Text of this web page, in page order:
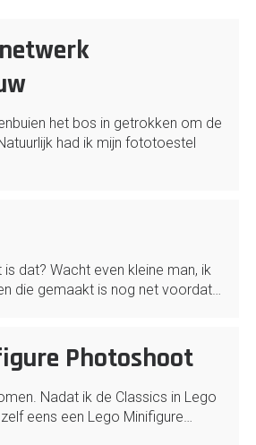
het bos in getrokken om de
had ik mijn fototoestel
is dat? Wacht even kleine man, ik
die gemaakt is nog net voordat…
Photoshoot
Nadat ik de Classics in Lego
eens een Lego Minifigure…